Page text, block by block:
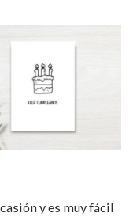
y es muy fácil